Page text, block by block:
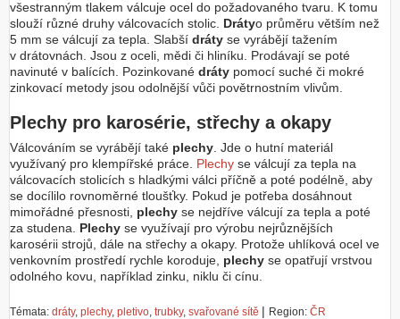
všestranným tlakem válcuje ocel do požadovaného tvaru. K tomu
slouží různé druhy válcovacích stolic. Drátyo průměru větším než
5 mm se válcují za tepla. Slabší dráty se vyrábějí tažením
v drátovnách. Jsou z oceli, mědi či hliníku. Prodávají se poté
navinuté v balících. Pozinkované dráty pomocí suché či mokré
zinkovací metody jsou odolnější vůči povětrnostním vlivům.
Plechy pro karosérie, střechy a okapy
Válcováním se vyrábějí také plechy . Jde o hutní materiál
využívaný pro klempířské práce. Plechy se válcují za tepla na
válcovacích stolicích s hladkými válci příčně a poté podélně, aby
se docílilo rovnoměrné tloušťky. Pokud je potřeba dosáhnout
mimořádné přesnosti, plechy se nejdříve válcují za tepla a poté
za studena. Plechy se využívají pro výrobu nejrůznějších
karosérii strojů, dále na střechy a okapy. Protože uhlíková ocel ve
venkovním prostředí rychle koroduje, plechy se opatřují vrstvou
odolného kovu, například zinku, niklu či cínu.
Témata: dráty, plechy, pletivo, trubky, svařované sítě | Region: ČR